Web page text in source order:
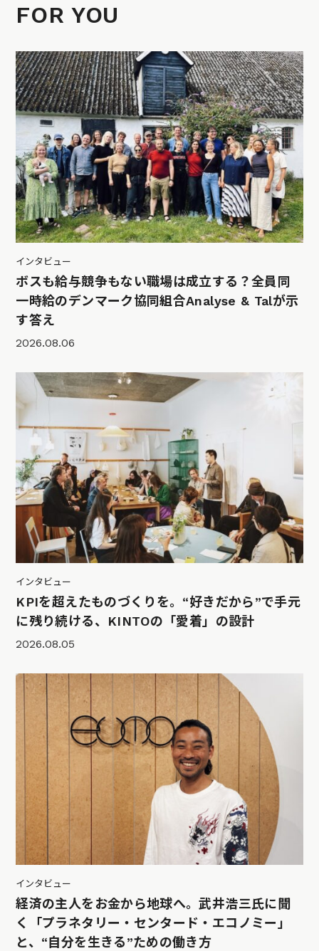
FOR YOU
インタビュー
ボスも給与競争もない職場は成立する？全員同
一時給のデンマーク協同組合Analyse & Talが示
す答え
2026.08.06
インタビュー
KPIを超えたものづくりを。“好きだから”で手元
に残り続ける、KINTOの「愛着」の設計
2026.08.05
インタビュー
経済の主人をお金から地球へ。武井浩三氏に聞
く「プラネタリー・センタード・エコノミー」
と、“自分を生きる”ための働き方